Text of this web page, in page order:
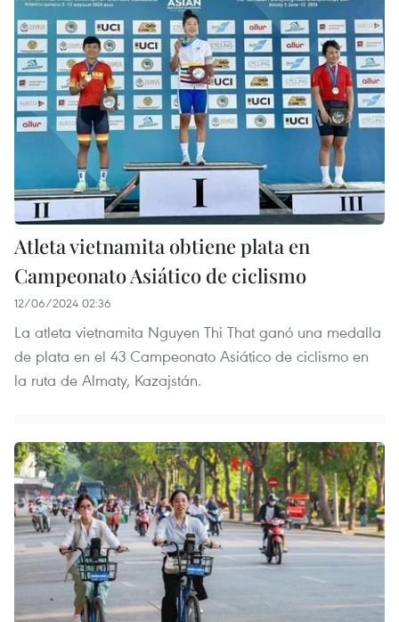
Atleta vietnamita obtiene plata en
Campeonato Asiático de ciclismo
12/06/2024 02:36
La atleta vietnamita Nguyen Thi That ganó una medalla
de plata en el 43 Campeonato Asiático de ciclismo en
la ruta de Almaty, Kazajstán.